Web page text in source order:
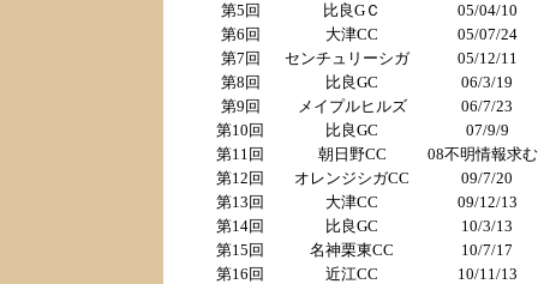
第5回
比良GＣ
05/04/10
第6回
大津CC
05/07/24
第7回
センチュリーシガ
05/12/11
第8回
比良GC
06/3/19
第9回
メイプルヒルズ
06/7/23
第10回
比良GC
07/9/9
第11回
朝日野CC
08不明情報求む
第12回
オレンジシガCC
09/7/20
第13回
大津CC
09/12/13
第14回
比良GC
10/3/13
第15回
名神栗東CC
10/7/17
第16回
近江CC
10/11/13